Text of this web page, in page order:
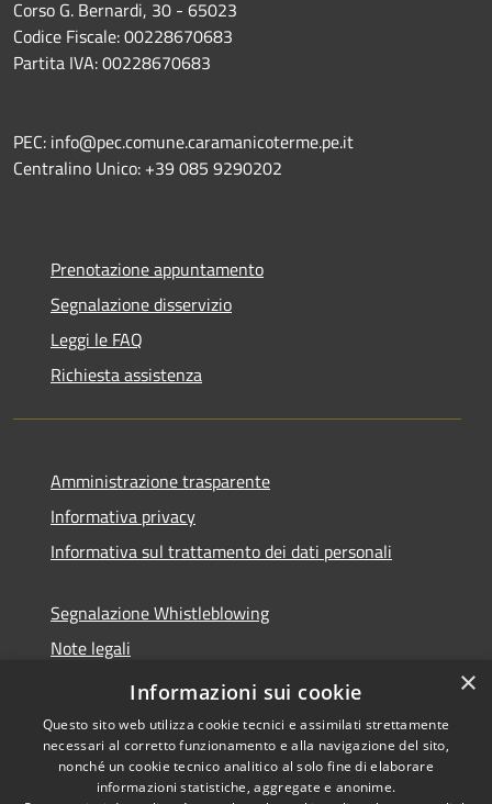
Corso G. Bernardi, 30 - 65023
Codice Fiscale: 00228670683
Partita IVA: 00228670683
PEC: info@pec.comune.caramanicoterme.pe.it
Centralino Unico: +39 085 9290202
Prenotazione appuntamento
Segnalazione disservizio
Leggi le FAQ
Richiesta assistenza
Amministrazione trasparente
Informativa privacy
Informativa sul trattamento dei dati personali
Segnalazione Whistleblowing
Note legali
Dichiarazione di accessibilità
Copyright © 2026 • Comune di
×
Informazioni sui cookie
Questo sito web utilizza cookie tecnici e assimilati strettamente
necessari al corretto funzionamento e alla navigazione del sito,
nonché un cookie tecnico analitico al solo fine di elaborare
informazioni statistiche, aggregate e anonime.